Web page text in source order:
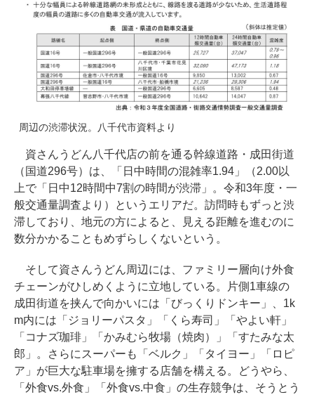
周辺の渋滞状況。八千代市資料より
資さんうどん八千代店の前を通る幹線道路・成田街道
（国道296号）は、「日中時間の混雑率1.94」（2.00以
上で「日中12時間中7割の時間が渋滞」。令和3年度・一
般交通量調査より）というエリアだ。訪問時もずっと渋
滞しており、地元の方によると、見える距離を進むのに
数分かかることもめずらしくないという。
そして資さんうどん周辺には、ファミリー層向け外食
チェーンがひしめくように立地している。片側1車線の
成田街道を挟んで向かいには「びっくりドンキー」、1k
m内には「ジョリーパスタ」「くら寿司」「やよい軒」
「コナズ珈琲」「かみむら牧場（焼肉）」「すたみな太
郎」。さらにスーパーも「ベルク」「タイヨー」「ロピ
ア」が巨大な駐車場を擁する店舗を構える。どうやら、
「外食vs.外食」「外食vs.中食」の生存競争は、そうとう